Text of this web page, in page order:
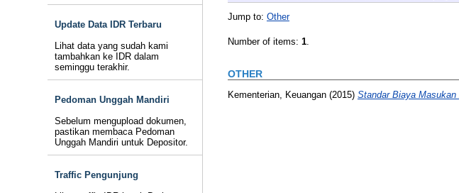
Update Data IDR Terbaru
Lihat data yang sudah kami
tambahkan ke IDR dalam
seminggu terakhir.
Pedoman Unggah Mandiri
Sebelum mengupload dokumen,
pastikan membaca Pedoman
Unggah Mandiri untuk Depositor.
Traffic Pengunjung
Jump to: Other
Number of items: 1.
OTHER
Kementerian, Keuangan(2015) Standar Biaya Masukan